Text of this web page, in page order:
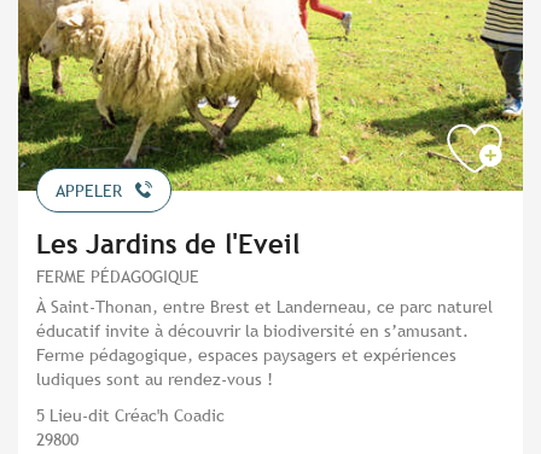
APPELER
Les Jardins de l'Eveil
FERME PÉDAGOGIQUE
À Saint-Thonan, entre Brest et Landerneau, ce parc naturel
éducatif invite à découvrir la biodiversité en s’amusant.
Ferme pédagogique, espaces paysagers et expériences
ludiques sont au rendez-vous !
5 Lieu-dit Créac'h Coadic
29800